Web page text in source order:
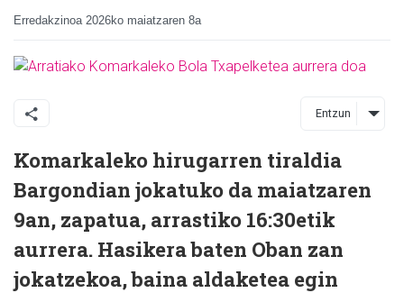
Erredakzinoa 2026ko maiatzaren 8a
Entzun
Komarkaleko hirugarren tiraldia
Bargondian jokatuko da maiatzaren
9an, zapatua, arrastiko 16:30etik
aurrera. Hasikera baten Oban zan
jokatzekoa, baina aldaketea egin